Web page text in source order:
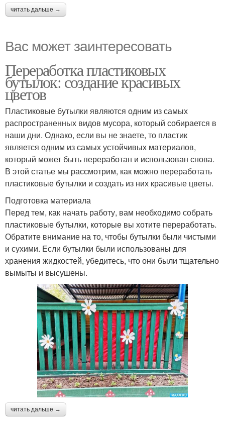
читать дальше →
Вас может заинтересовать
Переработка пластиковых
бутылок: создание красивых
цветов
Пластиковые бутылки являются одним из самых
распространенных видов мусора, который собирается в
наши дни. Однако, если вы не знаете, то пластик
является одним из самых устойчивых материалов,
который может быть переработан и использован снова.
В этой статье мы рассмотрим, как можно переработать
пластиковые бутылки и создать из них красивые цветы.
Подготовка материала
Перед тем, как начать работу, вам необходимо собрать
пластиковые бутылки, которые вы хотите переработать.
Обратите внимание на то, чтобы бутылки были чистыми
и сухими. Если бутылки были использованы для
хранения жидкостей, убедитесь, что они были тщательно
вымыты и высушены.
читать дальше →